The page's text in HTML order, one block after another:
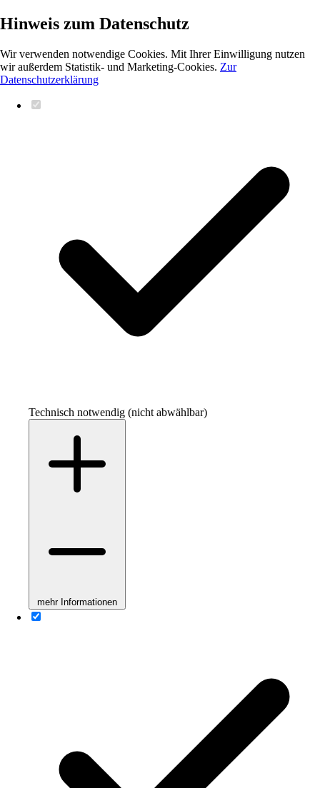
Hinweis zum Datenschutz
Wir verwenden notwendige Cookies. Mit Ihrer Einwilligung nutzen
wir außerdem Statistik- und Marketing-Cookies. Zur
Datenschutzerklärung
Technisch notwendig (nicht abwählbar)
mehr Informationen